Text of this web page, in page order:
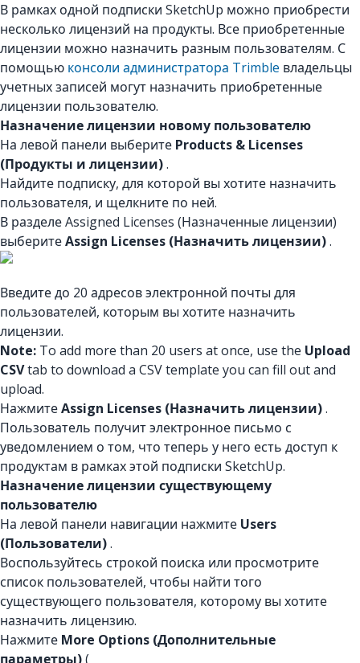
В рамках одной подписки SketchUp можно приобрести
несколько лицензий на продукты. Все приобретенные
лицензии можно назначить разным пользователям. С
помощью консоли администратора Trimble владельцы
учетных записей могут назначить приобретенные
лицензии пользователю.
Назначение лицензии новому пользователю
На левой панели выберите Products & Licenses
(Продукты и лицензии).
Найдите подписку, для которой вы хотите назначить
пользователя, и щелкните по ней.
В разделе Assigned Licenses (Назначенные лицензии)
выберитеAssign Licenses (Назначить лицензии).
Введите до 20 адресов электронной почты для
пользователей, которым вы хотите назначить
лицензии.
Note: To add more than 20 users at once, use the Upload
CSVtab to download a CSV template you can fill out and
upload.
НажмитеAssign Licenses (Назначить лицензии).
Пользователь получит электронное письмо с
уведомлением о том, что теперь у него есть доступ к
продуктам в рамках этой подписки SketchUp.
Назначение лицензии существующему
пользователю
На левой панели навигации нажмите Users
(Пользователи).
Воспользуйтесь строкой поиска или просмотрите
список пользователей, чтобы найти того
существующего пользователя, которому вы хотите
назначить лицензию.
Нажмите More Options (Дополнительные
параметры)(